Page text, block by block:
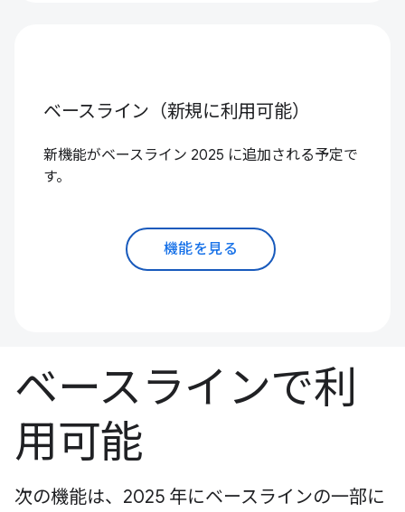
ベースライン（新規に利用可能）
新機能がベースライン 2025 に追加される予定で
す。
機能を見る
ベースラインで利
用可能
次の機能は、2025 年にベースラインの一部に